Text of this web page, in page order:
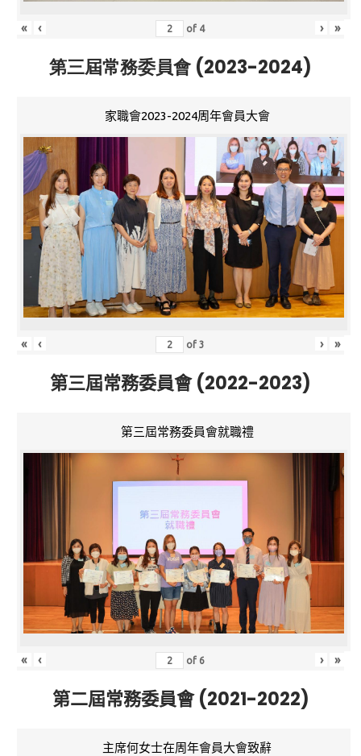
« ‹ of 4 › »
第三屆常務委員會 (2023-2024)
家職會2023-2024周年會員大會
« ‹ of3 › »
第三屆常務委員會 (2022-2023)
第三屆常務委員會就職禮
« ‹ of 6 › »
第二屆常務委員會 (2021-2022)
主席何女士在周年會員大會致辭